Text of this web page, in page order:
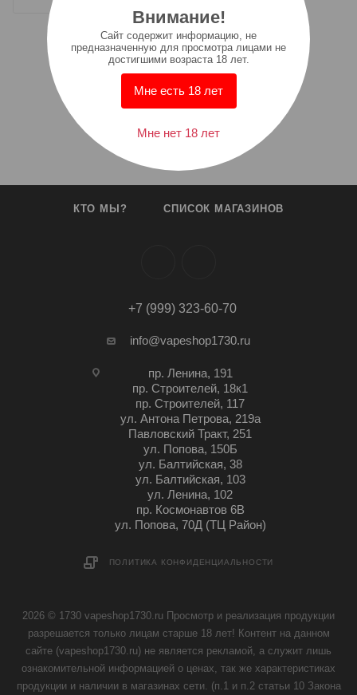
КТО МЫ? СПИСОК МАГАЗИНОВ
+7 (999) 323-60-70
info@vapeshop1730.ru
пр. Ленина, 191
пр. Строителей, 18к1
пр. Строителей, 117
ул. Антона Петрова, 219а
Павловский Тракт, 251
ул. Попова, 150Б
ул. Балтийская, 38
ул. Балтийская, 103
ул. Ленина, 102
пр. Космонавтов 6В
ул. Попова, 70Д (ТЦ Район)
ПОЛИТИКА КОНФИДЕНЦИАЛЬНОСТИ
2026 © 1730 vapeshop1730.ru Просмотр и реализация продукции
разрешается только лицам старше 18 лет! Контент на данном
сайте (vapeshop1730.ru) не является рекламой, а служит лишь
ознакомительной информацией о ценах, так же характеристиках
продукции и наличии в магазинах сети. (п.1 и п.2 статьи 10 Закона
Внимание!
Cайт содержит информацию, не
предназначенную для просмотра лицами не
достигшими возраста 18 лет.
Мне есть 18 лет
Мне нет 18 лет